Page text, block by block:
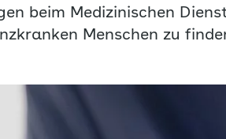
beim Medizinischen
Menschen zu